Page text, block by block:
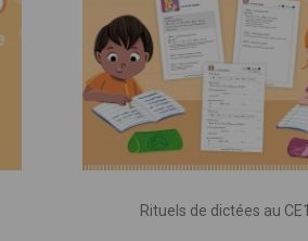
Rituels de dictées au CE1